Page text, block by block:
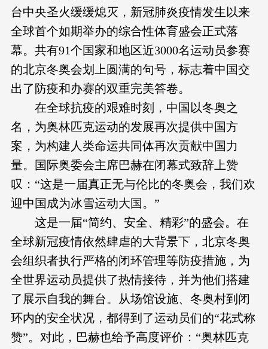
台中央圣火缓缓熄灭，新冠肺炎疫情发生以来
全球首个如期举办的综合性体育盛会正式落
幕。共有91个国家和地区近3000名运动员参赛
的北京冬奥会划上圆满的句号，标志着中国交
出了防疫和办赛的双重完美答卷。
在全球抗疫的艰难时刻，中国以冬奥之
名，为奥林匹克运动的发展再次提供中国方
案，为构建人类命运共同体再次贡献中国力
量。国际奥委会主席巴赫在闭幕式致辞上赞
叹：“这是一届真正无与伦比的冬奥会，我们欢
迎中国成为冰雪运动大国。”
这是一届“简约、安全、精彩”的盛会。在
全球新冠疫情依然肆虐的大背景下，北京冬奥
会组织者执行严格的闭环管理等防疫措施，为
全世界运动员提供了热情接待，并为他们搭建
了展示自我的舞台。从场馆设施、冬奥村到闭
环内的安全状况，都得到了运动员们的“花式称
赞”。对此，巴赫也给予高度评价：“奥林匹克